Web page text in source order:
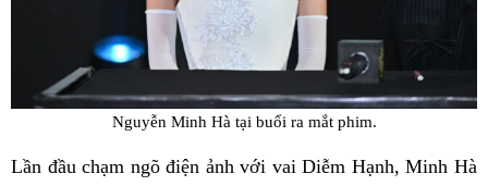
Nguyễn Minh Hà tại buổi ra mắt phim.
Lần đầu chạm ngõ điện ảnh với vai Diễm Hạnh, Minh Hà